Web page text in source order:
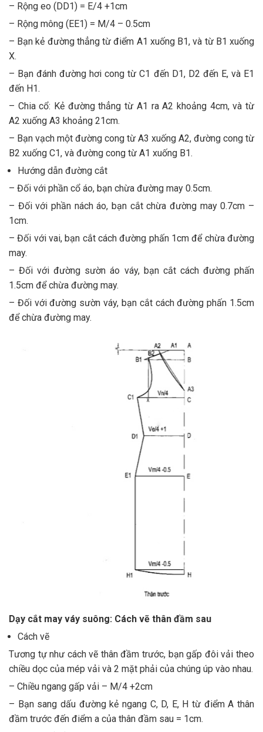
– Rộng eo (DD1) = E/4 +1cm
– Rộng mông (EE1) = M/4 – 0.5cm
– Bạn kẻ đường thẳng từ điểm A1 xuống B1, và từ B1 xuống
X.
– Bạn đánh đường hơi cong từ C1 đến D1, D2 đến E, và E1
đến H1.
– Chia cổ: Kẻ đường thẳng từ A1 ra A2 khoảng 4cm, và từ
A2 xuống A3 khoảng 21cm.
– Bạn vạch một đường cong từ A3 xuống A2, đường cong từ
B2 xuống C1, và đường cong từ A1 xuống B1.
Hướng dẫn đường cắt
– Đối với phần cổ áo, bạn chừa đường may 0.5cm.
– Đối với phần nách áo, bạn cắt chừa đường may 0.7cm –
1cm.
– Đối với vai, bạn cắt cách đường phấn 1cm để chừa đường
may.
– Đối với đường sườn áo váy, bạn cắt cách đường phấn
1.5cm để chừa đường may.
– Đối với đường sườn váy, bạn cắt cách đường phấn 1.5cm
để chừa đường may.
Dạy cắt may váy suông: Cách vẽ thân đầm sau
Cách vẽ
Tương tự như cách vẽ thân đầm trước, bạn gấp đôi vải theo
chiều dọc của mép vải và 2 mặt phải của chúng úp vào nhau.
– Chiều ngang gấp vải – M/4 +2cm
– Bạn sang dấu đường kẻ ngang C, D, E, H từ điểm A thân
đầm trước đến điểm a của thân đầm sau = 1cm.